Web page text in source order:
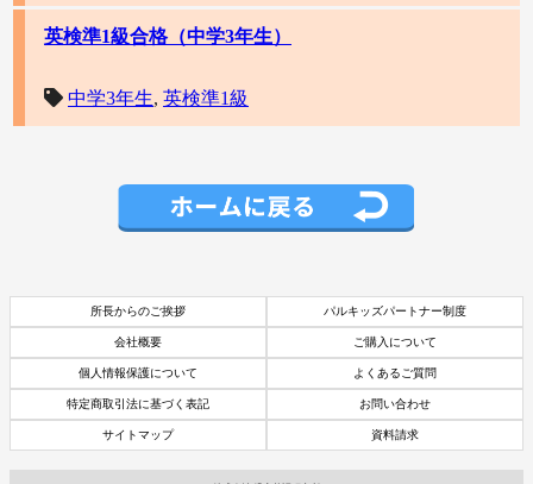
英検準1級合格（中学3年生）
中学3年生, 英検準1級
所長からのご挨拶 パルキッズパートナー制度
会社概要 ご購入について
個人情報保護について よくあるご質問
特定商取引法に基づく表記 お問い合わせ
サイトマップ 資料請求